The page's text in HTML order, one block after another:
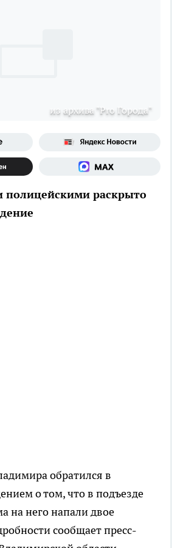
из архива "Pro Города"
полицейскими раскрыто
обратился в
о том, что в подъезде
на него напали двое
сообщает пресс-